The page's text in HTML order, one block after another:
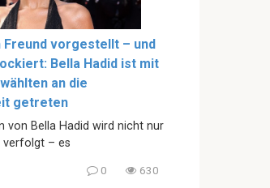
Freund vorgestellt – und
Bella Hadid ist mit
an die
getreten
von Bella Hadid wird nicht nur
verfolgt – es
0 630